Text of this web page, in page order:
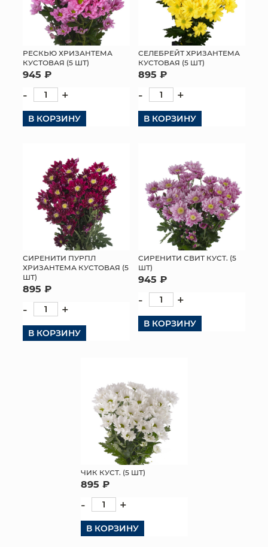
РЕСКЬЮ ХРИЗАНТЕМА
КУСТОВАЯ (5 ШТ)
945 ₽
- +
В КОРЗИНУ
СЕЛЕБРЕЙТ ХРИЗАНТЕМА
КУСТОВАЯ (5 ШТ)
895 ₽
- +
В КОРЗИНУ
СИРЕНИТИ ПУРПЛ
ХРИЗАНТЕМА КУСТОВАЯ (5
ШТ)
895 ₽
- +
В КОРЗИНУ
СИРЕНИТИ СВИТ КУСТ. (5
ШТ)
945 ₽
- +
В КОРЗИНУ
ЧИК КУСТ. (5 ШТ)
895 ₽
- +
В КОРЗИНУ